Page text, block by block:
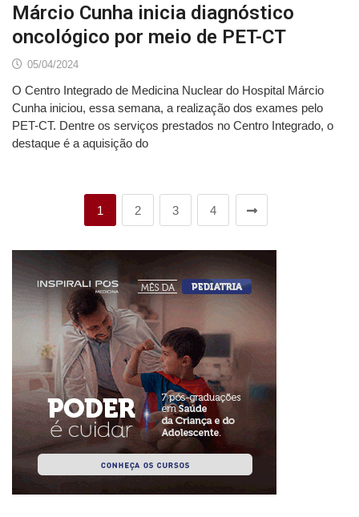
Márcio Cunha inicia diagnóstico
oncológico por meio de PET-CT
05/04/2024
O Centro Integrado de Medicina Nuclear do Hospital Márcio
Cunha iniciou, essa semana, a realização dos exames pelo
PET-CT. Dentre os serviços prestados no Centro Integrado, o
destaque é a aquisição do
1 2 3 4